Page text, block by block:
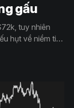
gấu
tuy nhiên
hụt về niềm tin.
đang suy